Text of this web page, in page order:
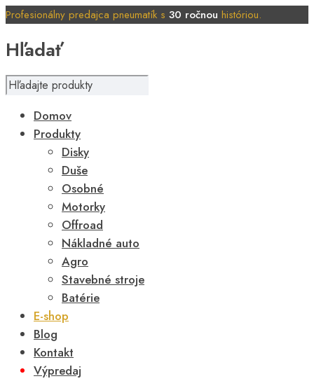
Profesionálny predajca pneumatík s 30 ročnou históriou.
Hľadať
Domov
Produkty
Disky
Duše
Osobné
Motorky
Offroad
Nákladné auto
Agro
Stavebné stroje
Batérie
E-shop
Blog
Kontakt
Výpredaj